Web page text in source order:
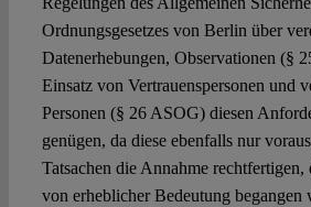
Ordnungsgesetzes von Berlin über
Datenerhebungen, Observationen (§
Einsatz von Vertrauenspersonen und
Personen (§ 26 ASOG) diesen
genügen, da diese ebenfalls nur
Tatsachen die Annahme rechtfertigen,
von erheblicher Bedeutung begangen